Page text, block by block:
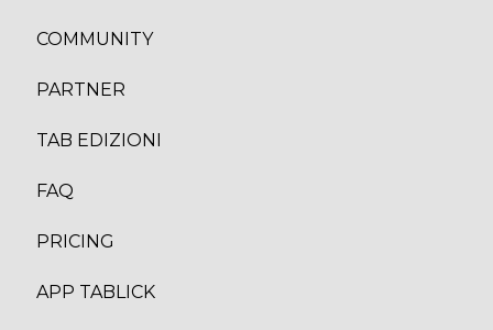
COMMUNITY
PARTNER
TAB EDIZIONI
FAQ
PRICING
APP TABLICK